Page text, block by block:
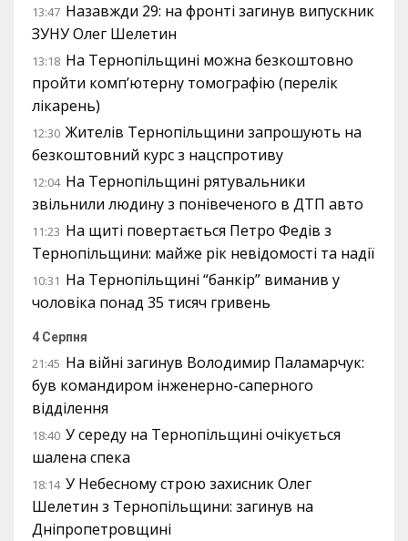
13:47 Назавжди 29: на фронті загинув випускник
ЗУНУ Олег Шелетин
13:18 На Тернопільщині можна безкоштовно
пройти комп’ютерну томографію (перелік
лікарень)
12:30 Жителів Тернопільщини запрошують на
безкоштовний курс з нацспротиву
12:04 На Тернопільщині рятувальники
звільнили людину з понівеченого в ДТП авто
11:23 На щиті повертається Петро Федів з
Тернопільщини: майже рік невідомості та надії
10:31 На Тернопільщині “банкір” виманив у
чоловіка понад 35 тисяч гривень
4 Серпня
21:45 На війні загинув Володимир Паламарчук:
був командиром інженерно-саперного
відділення
18:40 У середу на Тернопільщині очікується
шалена спека
18:14 У Небесному строю захисник Олег
Шелетин з Тернопільщини: загинув на
Дніпропетровщині